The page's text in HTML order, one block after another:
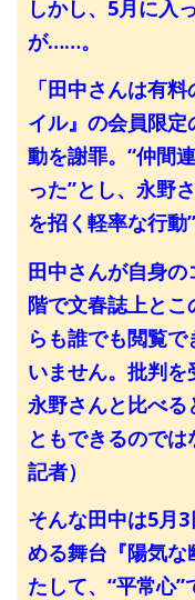
しかし、5月に入
が……。
「田中さんは有
イル』の会員限
動を謝罪。“仲間
った”とし、永野
を招く軽率な行動
田中さんが自身
階で文春誌上と
らも誰でも閲覧
いません。批判
永野さんと比べる
ともできるので
記者）
そんな田中は5月
める舞台『陽気
たして、“平常心